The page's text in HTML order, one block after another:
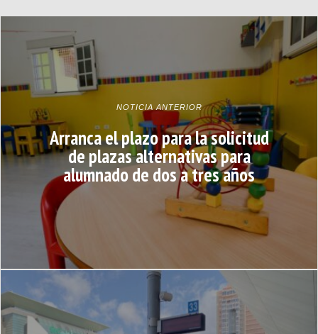
NOTICIA ANTERIOR
Arranca el plazo para la solicitud
de plazas alternativas para
alumnado de dos a tres años